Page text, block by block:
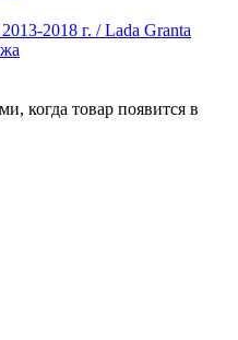
2018 г. / Lada Granta
когда товар появится в